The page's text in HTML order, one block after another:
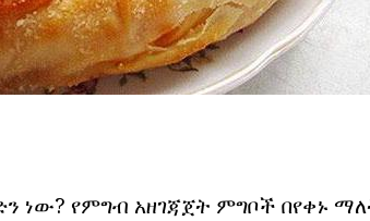
ነው? የምግብ አዘገጃጀት ምግቦች በየቀኑ